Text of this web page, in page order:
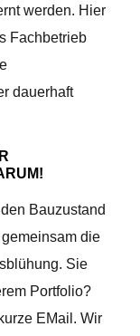
werden. Hier
Fachbetrieb
dauerhaft
Bauzustand
gemeinsam die
Sie
Portfolio?
EMail. Wir